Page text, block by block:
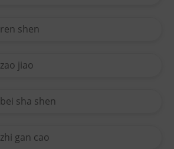
ren shen
zao jiao
bei sha shen
zhi gan cao